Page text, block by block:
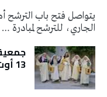
الجاري، للترشح لمبادرة …
13 أوت 2026